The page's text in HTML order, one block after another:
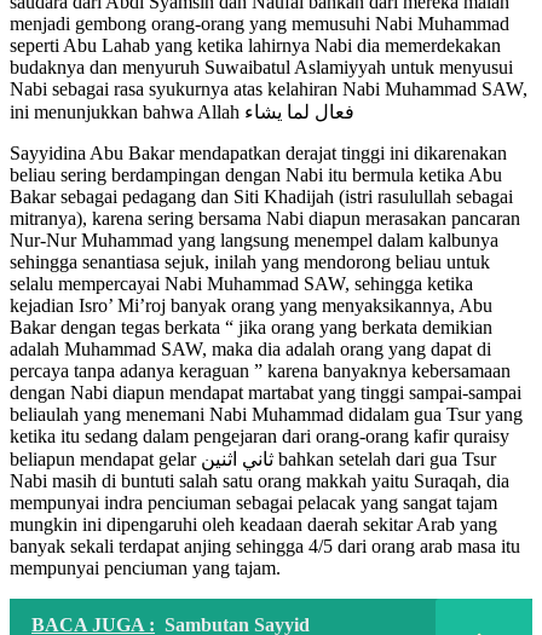
menjadi gembong orang-orang yang memusuhi Nabi Muhammad
seperti Abu Lahab yang ketika lahirnya Nabi dia memerdekakan
budaknya dan menyuruh Suwaibatul Aslamiyyah untuk menyusui
Nabi sebagai rasa syukurnya atas kelahiran Nabi Muhammad SAW,
ini menunjukkan bahwa Allah فعال لما يشاء
Sayyidina Abu Bakar mendapatkan derajat tinggi ini dikarenakan
beliau sering berdampingan dengan Nabi itu bermula ketika Abu
Bakar sebagai pedagang dan Siti Khadijah (istri rasulullah sebagai
mitranya), karena sering bersama Nabi diapun merasakan pancaran
Nur-Nur Muhammad yang langsung menempel dalam kalbunya
sehingga senantiasa sejuk, inilah yang mendorong beliau untuk
selalu mempercayai Nabi Muhammad SAW, sehingga ketika
kejadian Isro’ Mi’roj banyak orang yang menyaksikannya, Abu
Bakar dengan tegas berkata “ jika orang yang berkata demikian
adalah Muhammad SAW, maka dia adalah orang yang dapat di
percaya tanpa adanya keraguan ” karena banyaknya kebersamaan
dengan Nabi diapun mendapat martabat yang tinggi sampai-sampai
beliaulah yang menemani Nabi Muhammad didalam gua Tsur yang
ketika itu sedang dalam pengejaran dari orang-orang kafir quraisy
beliapun mendapat gelar
bahkan setelah dari gua Tsur
Nabi masih di buntuti salah satu orang makkah yaitu Suraqah, dia
mempunyai indra penciuman sebagai pelacak yang sangat tajam
mungkin ini dipengaruhi oleh keadaan daerah sekitar Arab yang
banyak sekali terdapat anjing sehingga 4/5 dari orang arab masa itu
mempunyai penciuman yang tajam.
BACA JUGA : Sambutan Sayyid